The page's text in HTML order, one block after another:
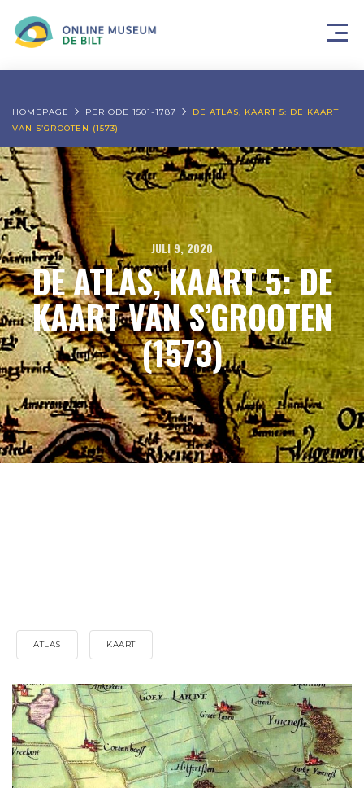
HOMEPAGE PERIODE 1501-1787
DE ATLAS, KAART 5: DE KAART
VAN S’GROOTEN (1573)
JULI 9, 2020
DE ATLAS, KAART 5: DE
KAART VAN S’GROOTEN
(1573)
ATLAS KAART